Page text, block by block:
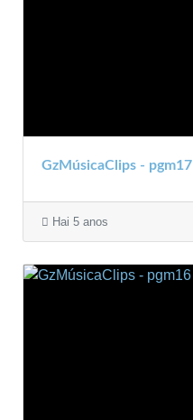
GzMúsicaClips - pgm17
Hai 5 anos